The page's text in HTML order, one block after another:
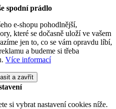
spodní prádlo
e-shopu pohodlnější,
které se dočasně uloží ve vašem
jen to, co se vám opravdu líbí,
a budeme si třeba
Více informací
a zavřít
si vybrat nastavení cookies níže.